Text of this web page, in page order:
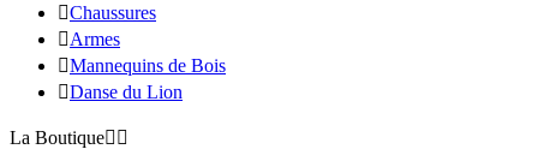
Chaussures
Armes
Mannequins de Bois
Danse du Lion
La Boutique 